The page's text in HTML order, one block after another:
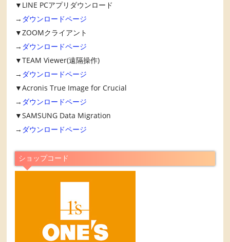
▼LINE PCアプリダウンロード
→ ダウンロードページ
▼ZOOMクライアント
→ ダウンロードページ
▼TEAM Viewer(遠隔操作)
→ ダウンロードページ
▼Acronis True Image for Crucial
→ ダウンロードページ
▼SAMSUNG Data Migration
→ ダウンロードページ
ショップコード